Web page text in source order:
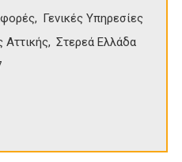
Γενικές Υπηρεσίες
Αττικής
Στερεά Ελλάδα